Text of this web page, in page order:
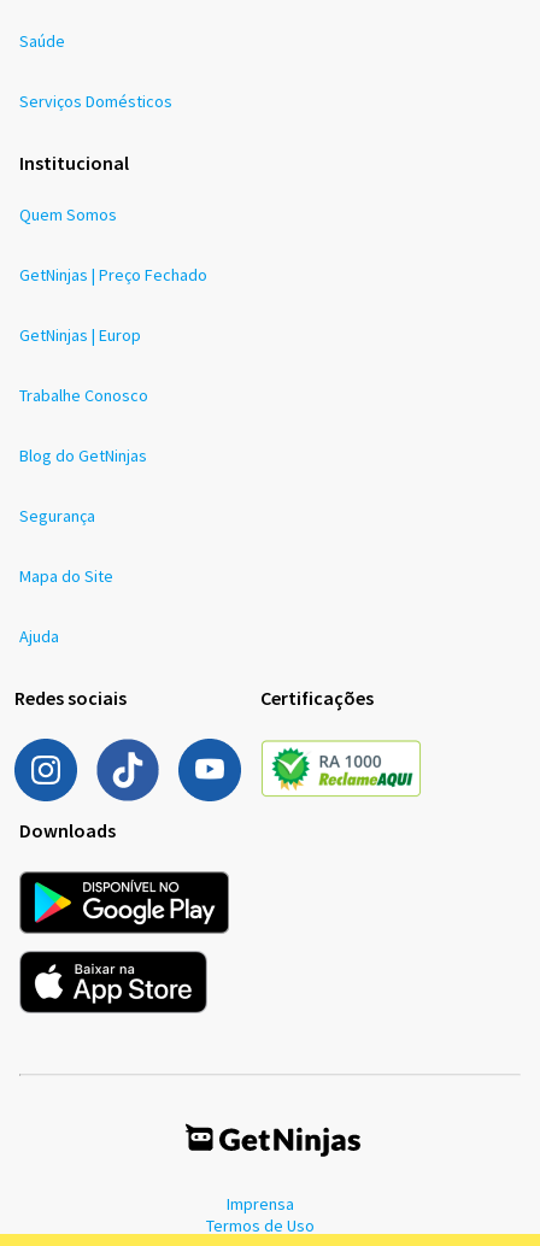
Saúde
Serviços Domésticos
Institucional
Quem Somos
GetNinjas | Preço Fechado
GetNinjas | Europ
Trabalhe Conosco
Blog do GetNinjas
Segurança
Mapa do Site
Ajuda
Redes sociais Certificações
Downloads
Imprensa
Termos de Uso